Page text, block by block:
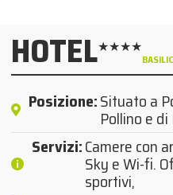
HOTEL★★★★
Posizione:Situato a
Pollino e
Servizi:Camere con
Sky e Wi-fi.
sportivi,